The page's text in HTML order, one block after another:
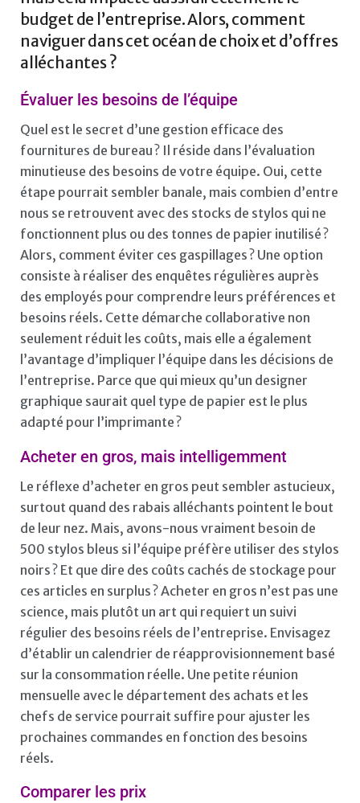
budget de l’entreprise. Alors, comment
naviguer dans cet océan de choix et d’offres
alléchantes ?
Évaluer les besoins de l’équipe
Quel est le secret d’une gestion efficace des
fournitures de bureau ? Il réside dans l’évaluation
minutieuse des besoins de votre équipe. Oui, cette
étape pourrait sembler banale, mais combien d’entre
nous se retrouvent avec des stocks de stylos qui ne
fonctionnent plus ou des tonnes de papier inutilisé ?
Alors, comment éviter ces gaspillages ? Une option
consiste à réaliser des enquêtes régulières auprès
des employés pour comprendre leurs préférences et
besoins réels. Cette démarche collaborative non
seulement réduit les coûts, mais elle a également
l’avantage d’impliquer l’équipe dans les décisions de
l’entreprise. Parce que qui mieux qu’un designer
graphique saurait quel type de papier est le plus
adapté pour l’imprimante ?
Acheter en gros, mais intelligemment
Le réflexe d’acheter en gros peut sembler astucieux,
surtout quand des rabais alléchants pointent le bout
de leur nez. Mais, avons-nous vraiment besoin de
500 stylos bleus si l’équipe préfère utiliser des stylos
noirs ? Et que dire des coûts cachés de stockage pour
ces articles en surplus ? Acheter en gros n’est pas une
science, mais plutôt un art qui requiert un suivi
régulier des besoins réels de l’entreprise. Envisagez
d’établir un calendrier de réapprovisionnement basé
sur la consommation réelle. Une petite réunion
mensuelle avec le département des achats et les
chefs de service pourrait suffire pour ajuster les
prochaines commandes en fonction des besoins
réels.
Comparer les prix